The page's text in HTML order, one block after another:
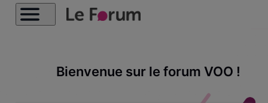
Bienvenue sur le forum VOO !